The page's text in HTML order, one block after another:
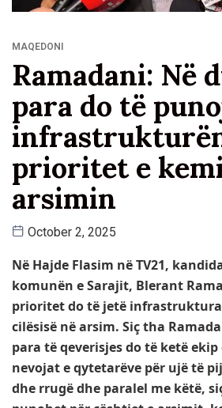
MAQEDONI
Ramadani: Në
para do të
prioritet e
arsimin
October 2, 2025
Në Hajde Flasim në TV21,
komunën e Sarajit, Blerant
prioritet do të jetë
cilësisë në arsim. Siç tha
para të qeverisjes do të ketë
nevojat e qytetarëve për ujë të
dhe rrugë dhe paralel me këtë,